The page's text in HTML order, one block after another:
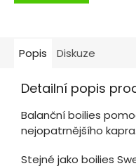
Popis Diskuze
Detailní popis
Balanční boilies
nejopatrnějšího kapra.
Stejné jako boilies